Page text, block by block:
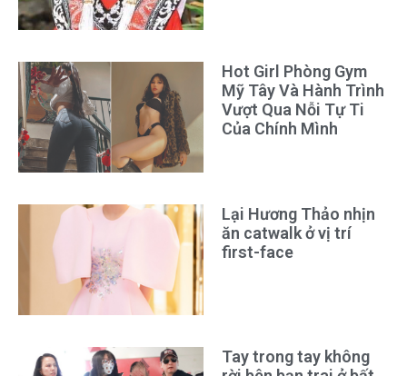
Hot Girl Phòng Gym
Mỹ Tây Và Hành Trình
Vượt Qua Nỗi Tự Ti
Của Chính Mình
Lại Hương Thảo nhịn
ăn catwalk ở vị trí
first-face
Tay trong tay không